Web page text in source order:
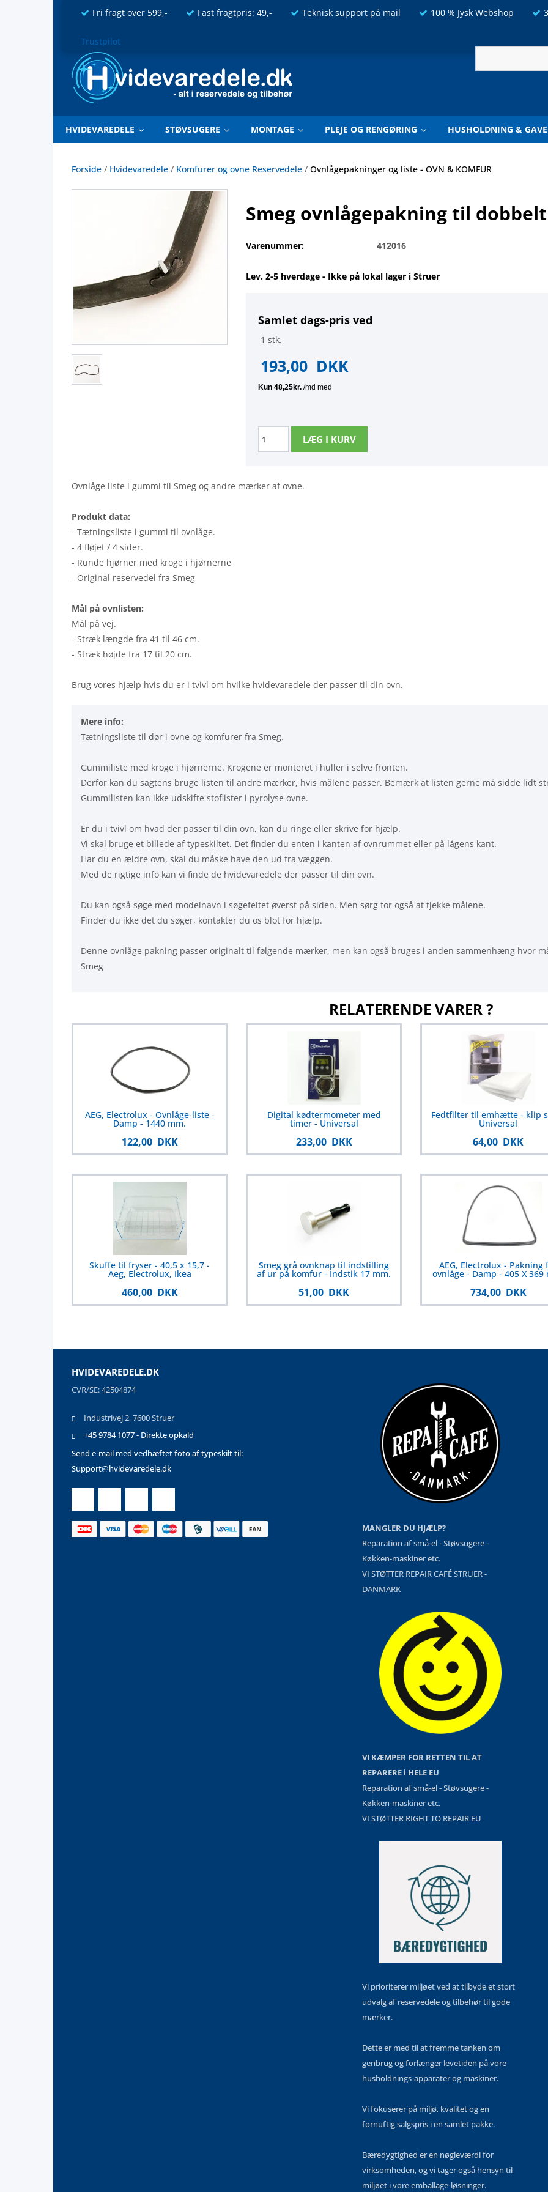
Fri fragt over 599,- Fast fragtpris: 49,- Teknisk support på mail 100 % Jysk Webshop
Trustpilot
HVIDEVAREDELE STØVSUGERE MONTAGE PLEJE OG RENGØRING HUSHOLDNING &
Forside / Hvidevaredele / Komfurer og ovne Reservedele / Ovnlågepakninger og liste - OVN & KOMFUR
Smeg ovnlågepakning til
Varenummer: 412016
Lev. 2-5 hverdage - Ikke på lokal lager i Struer
Samlet dags-pris ved
1 stk.
193,00 DKK
Ovnlåge liste i gummi til Smeg og andre mærker af ovne.
Produkt data:
- Tætningsliste i gummi til ovnlåge.
- 4 fløjet / 4 sider.
- Runde hjørner med kroge i hjørnerne
- Original reservedel fra Smeg
Mål på ovnlisten:
Mål på vej.
- Stræk længde fra 41 til 46 cm.
- Stræk højde fra 17 til 20 cm.
Brug vores hjælp hvis du er i tvivl om hvilke hvidevaredele der passer til din ovn.
Mere info:
Tætningsliste til dør i ovne og komfurer fra Smeg.
Gummiliste med kroge i hjørnerne. Krogene er monteret i huller i selve fronten.
Derfor kan du sagtens bruge listen til andre mærker, hvis målene passer. Bemærk at listen gerne må sidde lidt
Gummilisten kan ikke udskifte stoflister i pyrolyse ovne.
Er du i tvivl om hvad der passer til din ovn, kan du ringe eller skrive for hjælp.
Vi skal bruge et billede af typeskiltet. Det finder du enten i kanten af ovnrummet eller på lågens kant.
Har du en ældre ovn, skal du måske have den ud fra væggen.
Med de rigtige info kan vi finde de hvidevaredele der passer til din ovn.
Du kan også søge med modelnavn i søgefeltet øverst på siden. Men sørg for også at tjekke målene.
Finder du ikke det du søger, kontakter du os blot for hjælp.
Denne ovnlåge pakning passer originalt til følgende mærker, men kan også bruges i anden sammenhæng hvor
Smeg
RELATERENDE VARER ?
AEG, Electrolux - Ovnlåge-liste -
Damp - 1440 mm.
122,00 DKK
Digital kødtermometer med
timer - Universal
233,00 DKK
Fedtfilter til emhætte - klip
Universal
64,00 DKK
Skuffe til fryser - 40,5 x 15,7 -
Aeg, Electrolux, Ikea
460,00 DKK
Smeg grå ovnknap til indstilling
af ur på komfur - Indstik 17 mm.
51,00 DKK
AEG, Electrolux - Pakning
ovnlåge - Damp - 405 X 369
734,00 DKK
HVIDEVAREDELE.DK
CVR/SE: 42504874
Industrivej 2, 7600 Struer
+45 9784 1077 - Direkte opkald
Send e-mail med vedhæftet foto af typeskilt til:
Support@hvidevaredele.dk
MANGLER DU HJÆLP?
Reparation af små-el - Støvsugere -
Køkken-maskiner etc.
VI STØTTER REPAIR CAFÉ STRUER -
DANMARK
VI KÆMPER FOR RETTEN TIL AT
REPARERE i HELE EU
Reparation af små-el - Støvsugere -
Køkken-maskiner etc.
VI STØTTER RIGHT TO REPAIR EU
Vi prioriterer miljøet ved at tilbyde et stort
udvalg af reservedele og tilbehør til gode
mærker.
Dette er med til at fremme tanken om
genbrug og forlænger levetiden på vore
husholdnings-apparater og maskiner.
Vi fokuserer på miljø, kvalitet og en
fornuftig salgspris i en samlet pakke.
Bæredygtighed er en nøgleværdi for
virksomheden, og vi tager også hensyn til
miljøet i vore emballage-løsninger.